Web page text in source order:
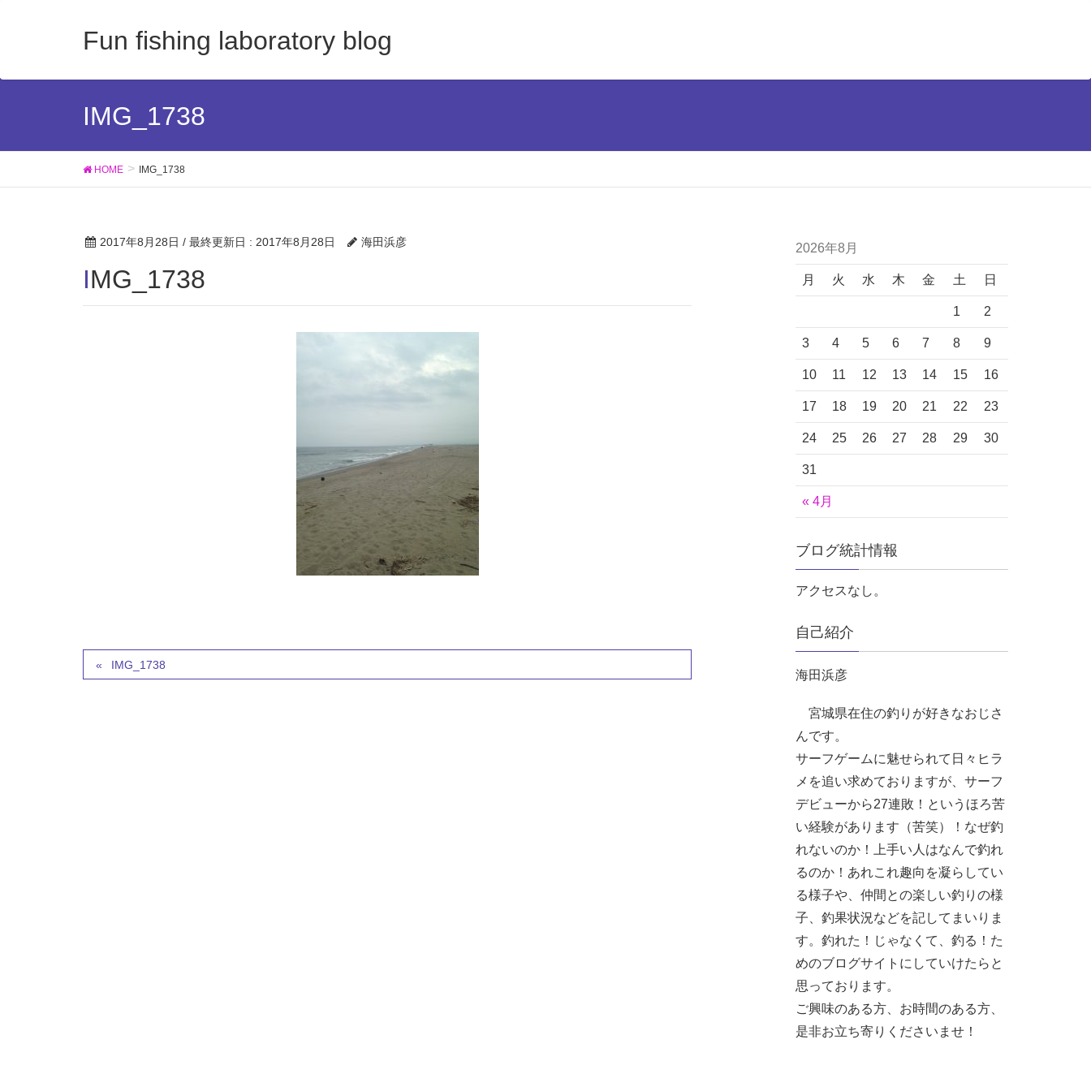
Fun fishing laboratory blog
IMG_1738
HOME IMG_1738
2017年8月28日 / 最終更新日 : 2017年8月28日 海田浜彦
IMG_1738
IMG_1738
2026年8月
月 火 水 木 金 土 日
« 4月
1 2
3 4 5 6 7 8 9
10 11 12 13 14 15 16
17 18 19 20 21 22 23
24 25 26 27 28 29 30
31
ブログ統計情報
アクセスなし。
自己紹介
海田浜彦
宮城県在住の釣りが好きなおじさ
んです。
サーフゲームに魅せられて日々ヒラ
メを追い求めておりますが、サーフ
デビューから27連敗！というほろ苦
い経験があります（苦笑）！なぜ釣
れないのか！上手い人はなんで釣れ
るのか！あれこれ趣向を凝らしてい
る様子や、仲間との楽しい釣りの様
子、釣果状況などを記してまいりま
す。釣れた！じゃなくて、釣る！た
めのブログサイトにしていけたらと
思っております。
ご興味のある方、お時間のある方、
是非お立ち寄りくださいませ！